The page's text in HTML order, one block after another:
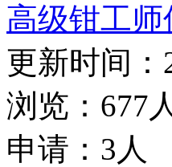
高级钳工
更新时间：
浏览：677
申请：3人